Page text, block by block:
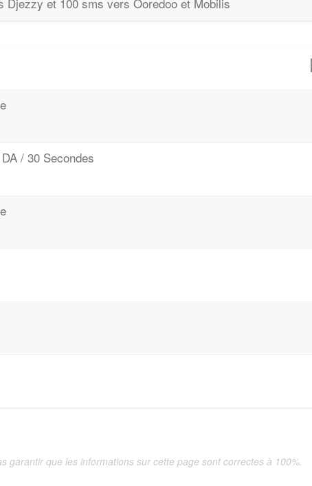
/ 30 Secondes
garantir que les informations sur cette page sont correctes à 100%.